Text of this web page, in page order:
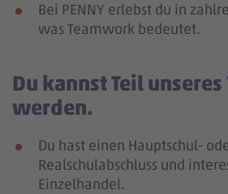
Bei PENNY erlebst du in
was Teamwork bedeutet.
Du kannst Teil unseres
werden.
Du hast einen Hauptschul-
Realschulabschluss und
Einzelhandel.